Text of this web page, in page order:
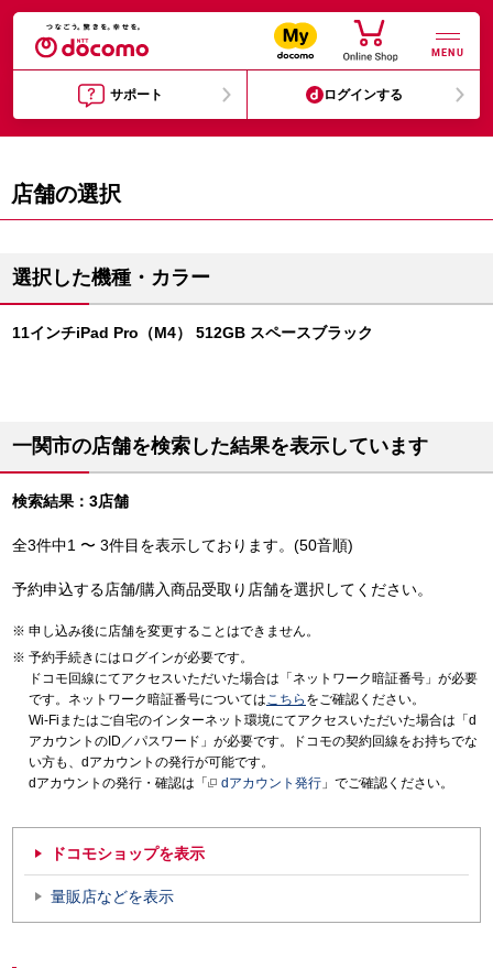
MENU
サポート ログインする
店舗の選択
選択した機種・カラー
11インチiPad Pro（M4） 512GB スペースブラック
一関市の店舗を検索した結果を表示しています
検索結果：3店舗
全3件中1 〜 3件目を表示しております。(50音順)
予約申込する店舗/購入商品受取り店舗を選択してください。
申し込み後に店舗を変更することはできません。
予約手続きにはログインが必要です。
ドコモ回線にてアクセスいただいた場合は「ネットワーク暗証番号」が必要
です。ネットワーク暗証番号についてはこちら をご確認ください。
Wi-Fiまたはご自宅のインターネット環境にてアクセスいただいた場合は「d
アカウントのID／パスワード」が必要です。ドコモの契約回線をお持ちでな
い方も、dアカウントの発行が可能です。
dアカウントの発行・確認は「
dアカウント発行 」でご確認ください。
ドコモショップを表示
量販店などを表示